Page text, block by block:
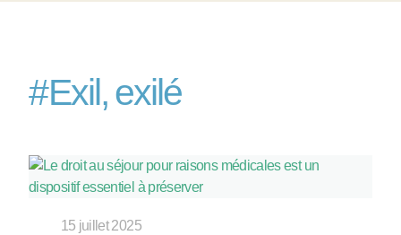
#Exil, exilé
15 juillet 2025